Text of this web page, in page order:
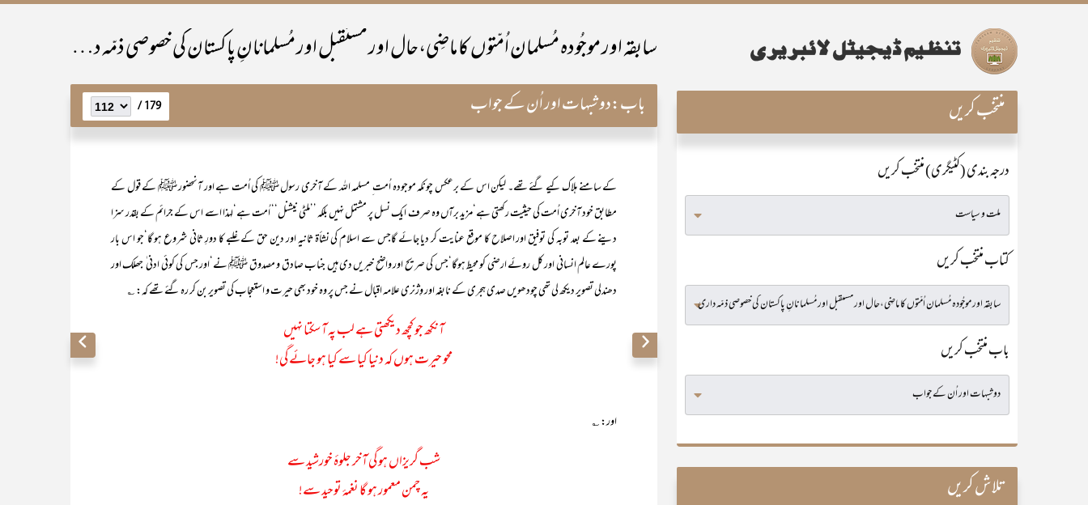
سابقہ اور موجُودہ مُسلمان اُمّتوں کا ماضِی،حال اور مستقبل اور مُسلمانانِ پاکستان کی خصوصی ذمّہ داری
باب:دو شبہات اور اُن کے جواب 179 /
کے سامنے ہلاک کیے گئے تھے۔ لیکن اس کے برعکس چونکہ موجودہ اُمت ِ مسلمہ اللہ کے آخری رسول ﷺ کی اُمت ہے اور آنحضور ﷺ کے قول کے
مطابق خود آخری اُمت کی حیثیت رکھتی ہے‘مزید برآں وہ صرف ایک نسل پر مشتمل نہیں بلکہ ’’ملٹی نیشنل‘‘ اُمت ہے‘لہذا اسے اس کے جرائم کے بقدر سزا
دینے کے بعد توبہ کی توفیق اور اصلاح کا موقع عنایت کر دیا جائے گاجس سے اسلام کی نشأۃ ثانیہ اور دین حق کے غلبے کا دورِ ثانی شروع ہو گا‘جو اس بار
پورے عالم انسانی اور کل روئے ارضی کو محیط ہوگا‘جس کی صریح اور واضح خبریں دی ہیں جناب صادق و مصدوق ﷺ نے‘اور جس کی کوئی ادنی ٰ جھلک اور
دھندلی تصویر دیکھ لی تھی چودھویں صدی ہجری کے نابغہ اور وِژنری علامہ اقبال نے جس پر وہ خود بھی حیرت و استعجاب کی تصویر بن کر رہ گئے تھے کہ: ؎
آنکھ جو کچھ دیکھتی ہے لب پہ آ سکتا نہیں
محو حیرت ہوں کہ دنیا کیا سے کیا ہو جائے گی!
اور: ؎
شب گریزاں ہو گی آخر جلوۂ خورشید سے
یہ چمن معمور ہو گا نغمۂ توحید سے!
منتخب کریں
درجہ بندی (کٹیگری) منتخب کریں
کتاب منتخب کریں
باب منتخب کریں
تلاش کریں